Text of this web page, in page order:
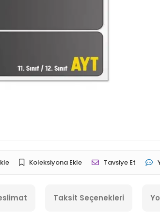
Koleksiyona Ekle Tavsiye Et
Taksit Seçenekleri